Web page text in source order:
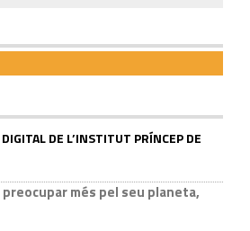
DE L’INSTITUT PRÍNCEP DE
més pel seu planeta,